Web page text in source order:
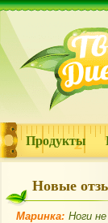
Продукты
Новые
Маринка: Ноги